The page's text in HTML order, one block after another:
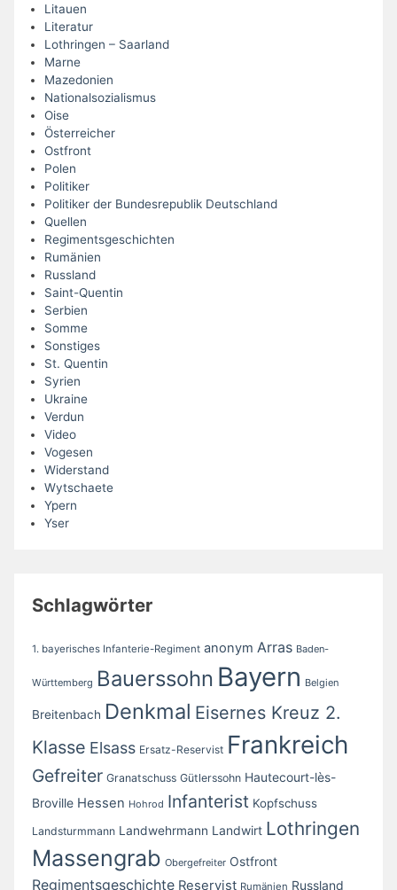
Litauen
Literatur
Lothringen – Saarland
Marne
Mazedonien
Nationalsozialismus
Oise
Österreicher
Ostfront
Polen
Politiker
Politiker der Bundesrepublik Deutschland
Quellen
Regimentsgeschichten
Rumänien
Russland
Saint-Quentin
Serbien
Somme
Sonstiges
St. Quentin
Syrien
Ukraine
Verdun
Video
Vogesen
Widerstand
Wytschaete
Ypern
Yser
Schlagwörter
1. bayerisches Infanterie-Regiment anonym Arras Baden-
Württemberg Bauerssohn Bayern Belgien
Breitenbach Denkmal Eisernes Kreuz 2.
Klasse Elsass Ersatz-Reservist Frankreich
Gefreiter Granatschuss Gütlerssohn Hautecourt-lès-
Broville Hessen Hohrod Infanterist Kopfschuss
Landsturmmann Landwehrmann Landwirt Lothringen
Massengrab Obergefreiter Ostfront
Regimentsgeschichte Reservist Rumänien Russland